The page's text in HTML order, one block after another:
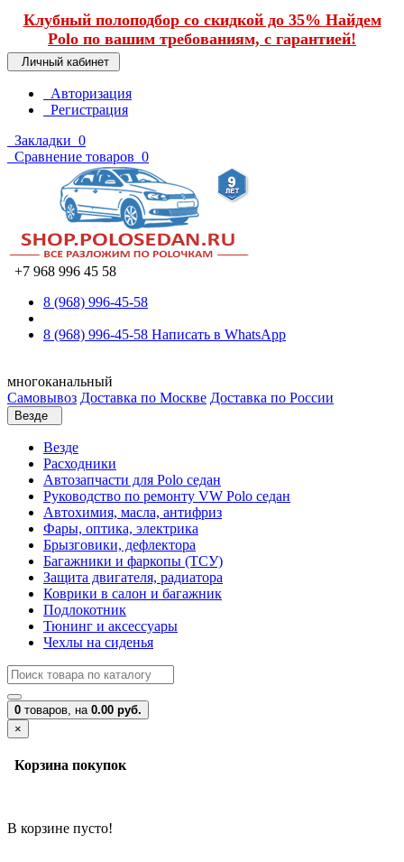
Клубный полоподбор со скидкой до 35% Найдем
Polo по вашим требованиям, с гарантией!
Личный кабинет
Авторизация
Регистрация
Закладки 0
Сравнение товаров 0
+7 968 996 45 58
8 (968) 996-45-58
8 (968) 996-45-58 Написать в WhatsApp
многоканальный
Самовывоз Доставка по Москве Доставка по России
Везде
Везде
Расходники
Автозапчасти для Polo седан
Руководство по ремонту VW Polo седан
Автохимия, масла, антифриз
Фары, оптика, электрика
Брызговики, дефлектора
Багажники и фаркопы (ТСУ)
Защита двигателя, радиатора
Коврики в салон и багажник
Подлокотник
Тюнинг и аксессуары
Чехлы на сиденья
0 товаров, на 0.00 руб.
×
Корзина покупок
В корзине пусто!